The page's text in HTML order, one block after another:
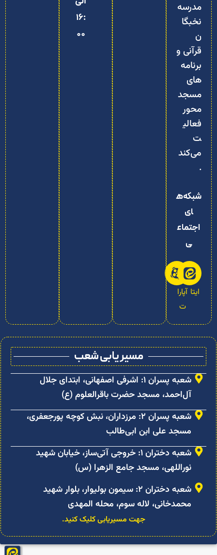
مدرسه
نخبگا
ن
قرآنی و
برنامه‌
های
مسجد‌
محور
فعالی
ت
می‌کند
.
شبکه‌ه
ای
اجتماع
ی
آپارا
ت
ایتا
16:
00
مسیر یابی شعب
شعبه پسران ۱: اشرفی اصفهانی، ابتدای جلال
آل‌احمد، مسجد حضرت باقرالعلوم (ع)
شعبه پسران ۲: مرزداران، نبش کوچه پورجعفری،
مسجد علی ابن ابی‌طالب
شعبه دختران ۱: خروجی آتی‌ساز، خیابان شهید
نوراللهی، مسجد جامع الزهرا (س)
شعبه دختران ۲: سیمون بولیوار، بلوار شهید
محمدخانی، لاله سوم، محله المهدی
جهت مسیریابی کلیک کنید.